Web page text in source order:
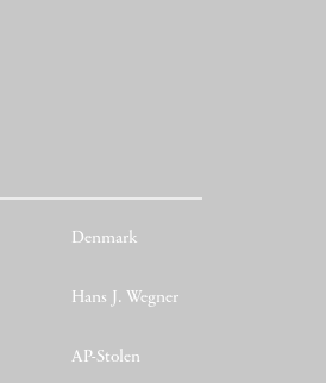
Denmark
Hans J. Wegner
AP-Stolen